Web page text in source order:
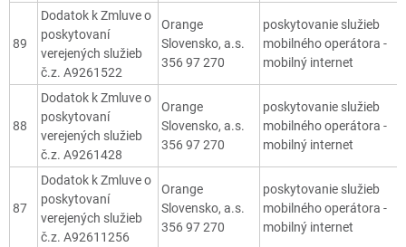
89
Dodatok k Zmluve o
poskytovaní
verejených služieb
č.z. A9261522
Orange
Slovensko, a.s.
356 97 270
poskytovanie služieb
mobilného operátora -
mobilný internet
88
Dodatok k Zmluve o
poskytovaní
verejených služieb
č.z. A9261428
Orange
Slovensko, a.s.
356 97 270
poskytovanie služieb
mobilného operátora -
mobilný internet
87
Dodatok k Zmluve o
poskytovaní
verejených služieb
č.z. A92611256
Orange
Slovensko, a.s.
356 97 270
poskytovanie služieb
mobilného operátora -
mobilný internet